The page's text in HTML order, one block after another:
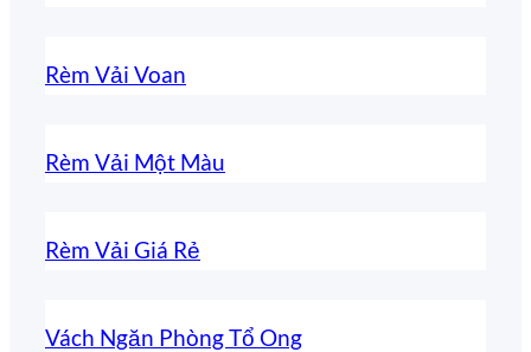
Rèm Vải Voan
Rèm Vải Một Màu
Rèm Vải Giá Rẻ
Vách Ngăn Phòng Tổ Ong